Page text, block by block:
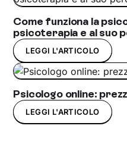
Come funziona la
psicoterapia e al suo
LEGGI L'ARTICOLO
Psicologo online:
LEGGI L'ARTICOLO